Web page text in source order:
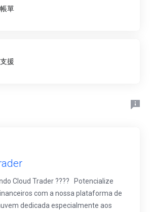
單
援
Cloud Trader ???? Potencialize
com a nossa plataforma de
dedicada especialmente aos